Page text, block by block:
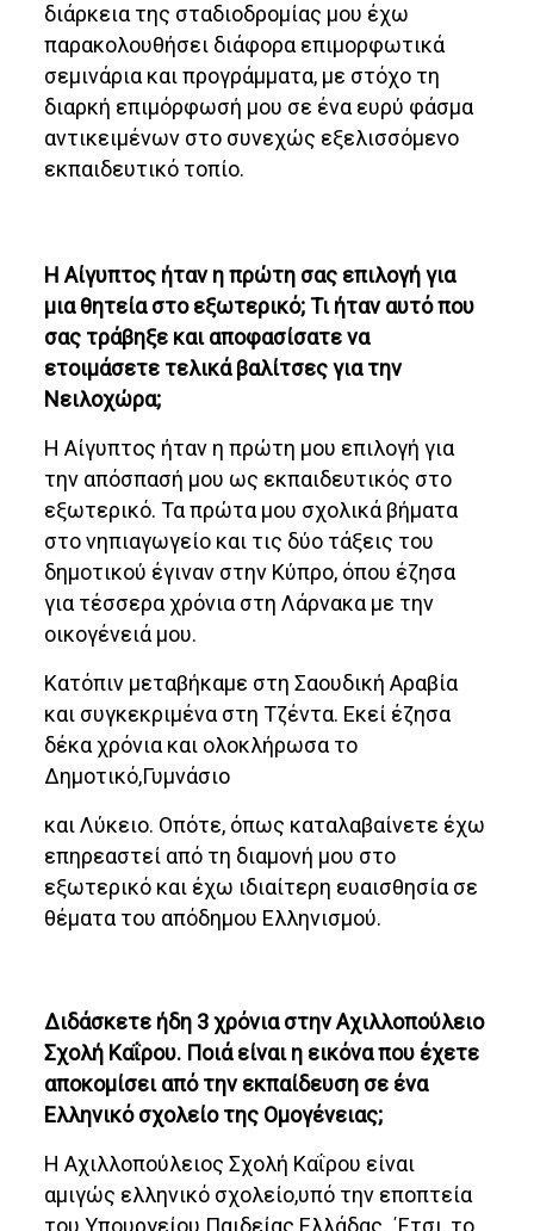
διάρκεια της σταδιοδρομίας μου έχω
παρακολουθήσει διάφορα επιμορφωτικά
σεμινάρια και προγράμματα, με στόχο τη
διαρκή επιμόρφωσή μου σε ένα ευρύ φάσμα
αντικειμένων στο συνεχώς εξελισσόμενο
εκπαιδευτικό τοπίο.
Η Αίγυπτος ήταν η πρώτη σας επιλογή για
μια θητεία στο εξωτερικό; Τι ήταν αυτό που
σας τράβηξε και αποφασίσατε να
ετοιμάσετε τελικά βαλίτσες για την
Νειλοχώρα;
Η Αίγυπτος ήταν η πρώτη μου επιλογή για
την απόσπασή μου ως εκπαιδευτικός στο
εξωτερικό. Τα πρώτα μου σχολικά βήματα
στο νηπιαγωγείο και τις δύο τάξεις του
δημοτικού έγιναν στην Κύπρο, όπου έζησα
για τέσσερα χρόνια στη Λάρνακα με την
οικογένειά μου.
Κατόπιν μεταβήκαμε στη Σαουδική Αραβία
και συγκεκριμένα στη Τζέντα. Εκεί έζησα
δέκα χρόνια και ολοκλήρωσα το
Δημοτικό,Γυμνάσιο
και Λύκειο. Οπότε, όπως καταλαβαίνετε έχω
επηρεαστεί από τη διαμονή μου στο
εξωτερικό και έχω ιδιαίτερη ευαισθησία σε
θέματα του απόδημου Ελληνισμού.
Διδάσκετε ήδη 3 χρόνια στην Αχιλλοπούλειο
Σχολή Καΐρου. Ποιά είναι η εικόνα που έχετε
αποκομίσει από την εκπαίδευση σε ένα
Ελληνικό σχολείο της Ομογένειας;
Η Αχιλλοπούλειος Σχολή Καΐρου είναι
αμιγώς ελληνικό σχολείο,υπό την εποπτεία